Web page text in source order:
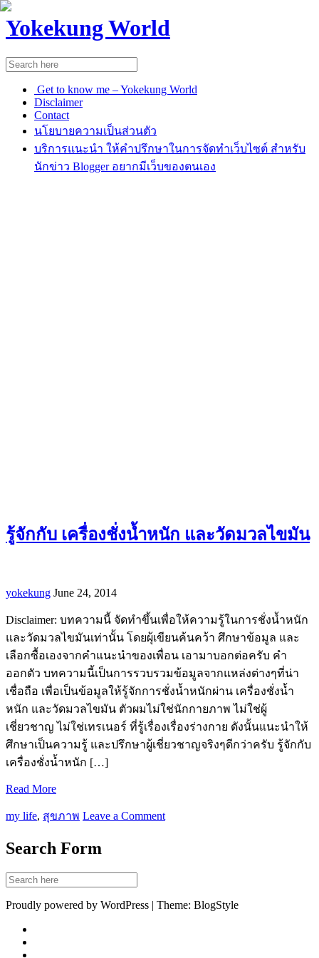
Yokekung World
Get to know me – Yokekung World
Disclaimer
Contact
นโยบายความเป็นส่วนตัว
บริการแนะนำ ให้คำปรึกษาในการจัดทำเว็บไซต์ สำหรับ
นักข่าว Blogger อยากมีเว็บของตนเอง
รู้จักกับ เครื่องชั่งน้ำหนัก และวัดมวลไขมัน
yokekung June 24, 2014
Disclaimer: บทความนี้ จัดทำขึ้นเพื่อให้ความรู้ในการชั่งน้ำหนัก
และวัดมวลไขมันเท่านั้น โดยผุ้เขียนค้นคว้า ศึกษาข้อมูล และ
เลือกซื้อเองจากคำแนะนำของเพื่อน เอามาบอกต่อครับ คำ
ออกตัว บทความนี้เป็นการรวบรวมข้อมูลจากแหล่งต่างๆที่น่า
เชื่อถือ เพื่อเป็นข้อมูลให้รู้จักการชั่งน้ำหนักผ่าน เครื่องชั่งน้ำ
หนัก และวัดมวลไขมัน ตัวผมไม่ใช่นักกายภาพ ไม่ใช่ผู้
เชี่ยวชาญ ไม่ใช่เทรเนอร์ ที่รู้เรื่องเรื่องร่างกาย ดังนั้นแนะนำให้
ศึกษาเป็นความรู้ และปรึกษาผู้เชี่ยวชาญจริงๆดีกว่าครับ รู้จักกับ
เครื่องชั่งน้ำหนัก […]
Read More
my life, สุขภาพ Leave a Comment
Search Form
Proudly powered by WordPress | Theme: BlogStyle